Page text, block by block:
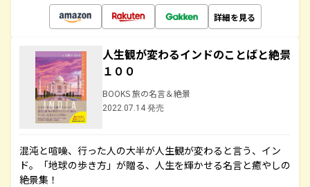
詳細を見る
人生観が変わるインドのことばと絶景
１００
BOOKS 旅の名言＆絶景
2022.07.14 発売
混沌と喧噪、行った人の大半が人生観が変わると言う、イン
ド。「地球の歩き方」が贈る、人生を輝かせる名言と癒やしの
絶景集！